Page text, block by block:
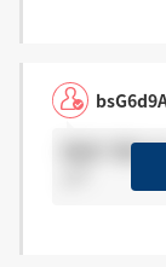
面接で聞か